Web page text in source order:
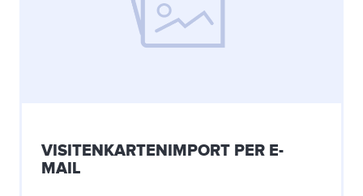
VISITENKARTENIMPORT PER E-
MAIL